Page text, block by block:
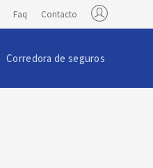
Faq Contacto
Corredora de seguros